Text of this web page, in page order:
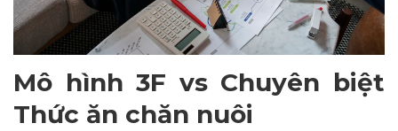
Mô hình 3F vs Chuyên biệt
Thức ăn chăn nuôi